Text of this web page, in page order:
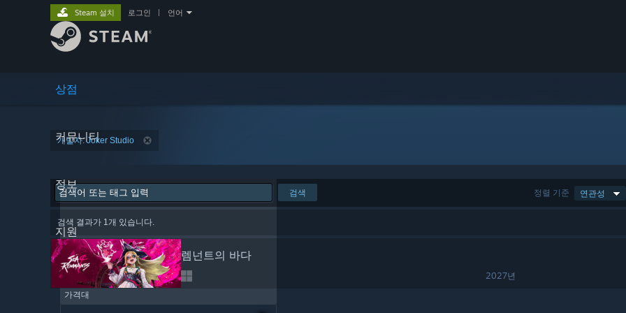
상점
커뮤니티
정보
지원
Steam 설치 로그인 언어
개발자: Joker Studio
정렬 기준 연관성
검색
검색 결과가 1개 있습니다.
렘넌트의 바다
2027년
가격대